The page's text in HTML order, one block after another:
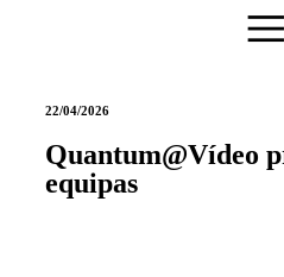
22/04/2026
Quantum@Vídeo
equipas